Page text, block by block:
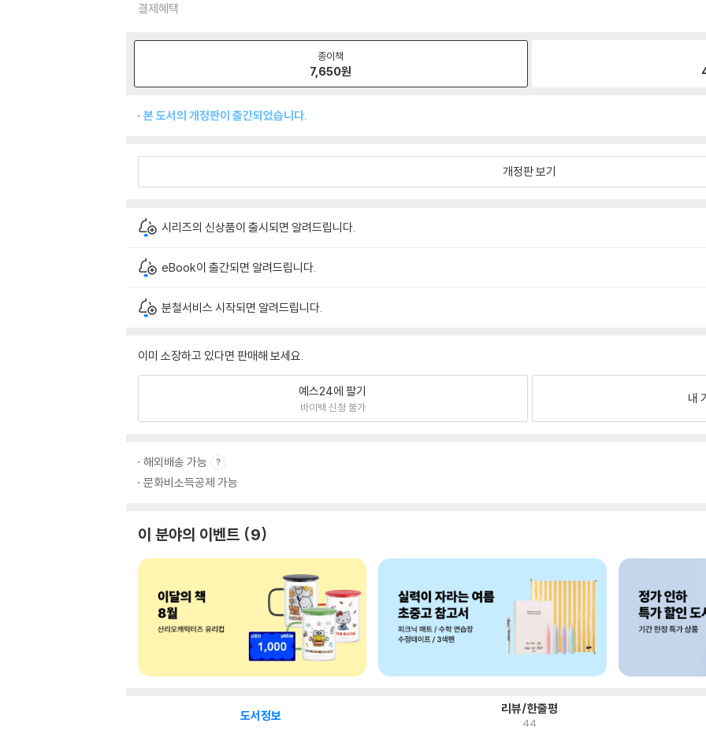
결제혜택
종이책
7,650원
본 도서의 개정판이 출간되었습니다.
개정판 보기
시리즈의 신상품이 출시되면 알려드립니다.
eBook이 출간되면 알려드립니다.
분철서비스 시작되면 알려드립니다.
이미 소장하고 있다면 판매해 보세요.
예스24에 팔기
바이백 신청 불가
내
해외배송 가능
문화비소득공제 가능
이 분야의 이벤트 9
도서정보 리뷰/한줄평
44